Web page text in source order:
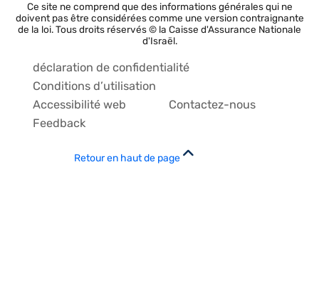
Ce site ne comprend que des informations générales qui ne
doivent pas être considérées comme une version contraignante
de la loi. Tous droits réservés © la Caisse d'Assurance Nationale
d'Israël.
déclaration de confidentialité
Conditions d’utilisation
Accessibilité web
Contactez-nous
Feedback
Retour en haut de page